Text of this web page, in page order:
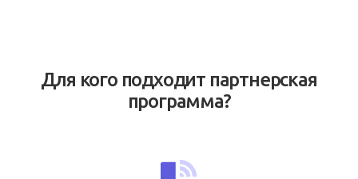
Для кого подходит партнерская
программа?